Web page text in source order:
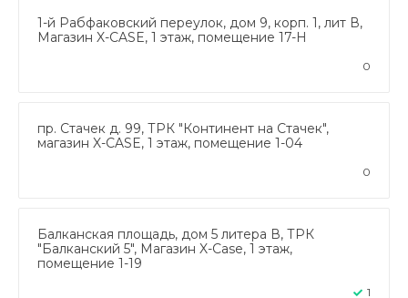
1-й Рабфаковский переулок, дом 9, корп. 1, лит В,
Магазин X-CASE, 1 этаж, помещение 17-Н
0
пр. Стачек д. 99, ТРК "Континент на Стачек",
магазин X-CASE, 1 этаж, помещение 1-04
0
Балканская площадь, дом 5 литера В, ТРК
"Балканский 5", Магазин X-Case, 1 этаж,
помещение 1-19
1